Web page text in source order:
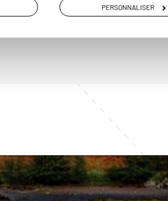
PERSONNALISER